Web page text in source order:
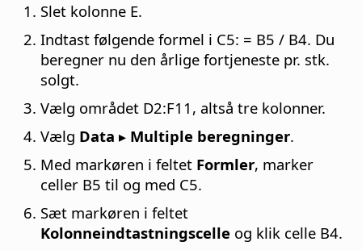
Slet kolonne E.
Indtast følgende formel i C5: = B5 / B4. Du
beregner nu den årlige fortjeneste pr. stk.
solgt.
Vælg området D2:F11, altså tre kolonner.
Vælg Data ▸ Multiple beregninger.
Med markøren i feltet Formler, marker
celler B5 til og med C5.
Sæt markøren i feltet
Kolonneindtastningscelle og klik celle B4.